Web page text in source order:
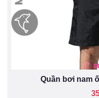
Quần bơi nam